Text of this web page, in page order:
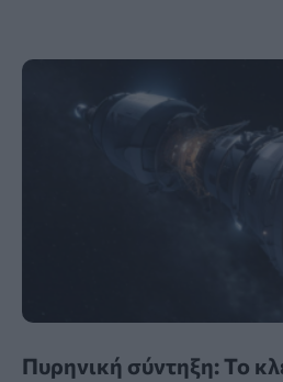
Πυρηνική σύντηξη: Το